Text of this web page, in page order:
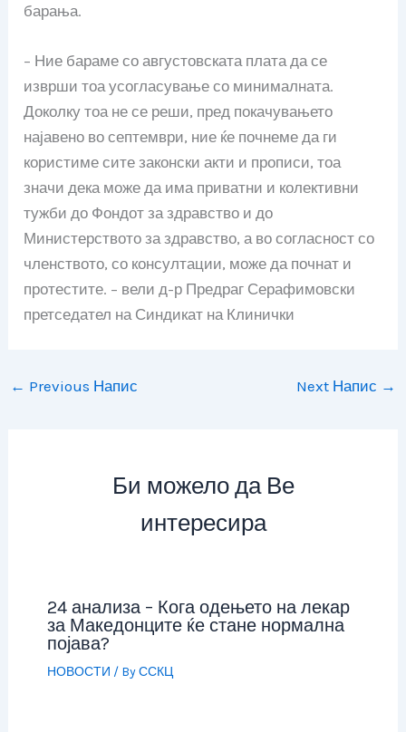
барања.
– Ние бараме со августовската плата да се
изврши тоа усогласување со минималната.
Доколку тоа не се реши, пред покачувањето
најавено во септември, ние ќе почнеме да ги
користиме сите законски акти и прописи, тоа
значи дека може да има приватни и колективни
тужби до Фондот за здравство и до
Министерството за здравство, а во согласност со
членството, со консултации, може да почнат и
протестите. – вели д-р Предраг Серафимовски
претседател на Синдикат на Клинички
← Previous Напис Next Напис →
Би можело да Ве
интересира
24 анализа – Кога одењето на лекар
за Македонците ќе стане нормална
појава?
НОВОСТИ / ByССКЦ